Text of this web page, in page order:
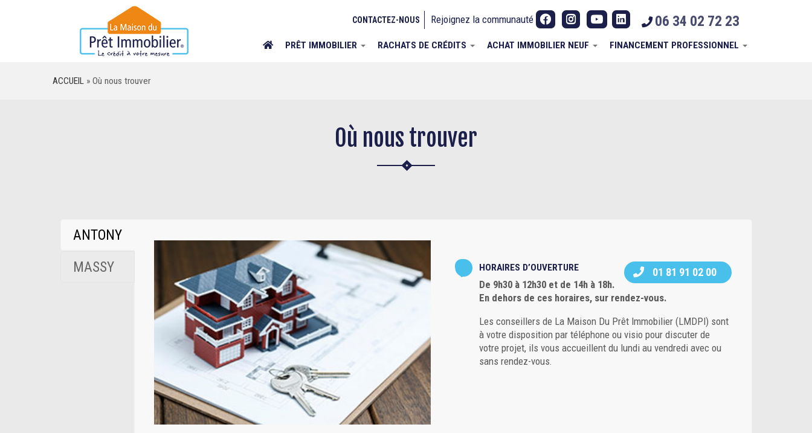
06 34 02 72 23
CONTACTEZ-NOUS Rejoignez la communauté
PRÊT IMMOBILIER RACHATS DE CRÉDITS ACHAT IMMOBILIER NEUF FINANCEMENT PROFESSIONNEL
ACCUEIL » Où nous trouver
Où nous trouver
ANTONY
MASSY
01 81 91 02 00
HORAIRES D’OUVERTURE
De 9h30 à 12h30 et de 14h à 18h.
En dehors de ces horaires, sur rendez-vous.
Les conseillers de La Maison Du Prêt Immobilier (LMDPI) sont
à votre disposition par téléphone ou visio pour discuter de
votre projet, ils vous accueillent du lundi au vendredi avec ou
sans rendez-vous.